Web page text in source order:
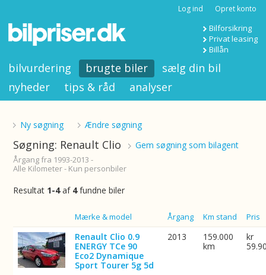
Log ind Opret konto
Bilforsikring
Privat leasing
Billån
bilvurdering brugte biler
sælg din bil
nyheder
tips & råd analyser
Ny søgning Ændre søgning
Søgning: Renault Clio Gem søgning som bilagent
Årgang fra 1993-2013 -
Alle Kilometer - Kun personbiler
Resultat 1-4af 4fundne biler
Mærke & model Årgang Km stand Pris
Renault Clio 0.9
ENERGY TCe 90
Eco2 Dynamique
Sport Tourer 5g 5d
2013
159.000
km
kr